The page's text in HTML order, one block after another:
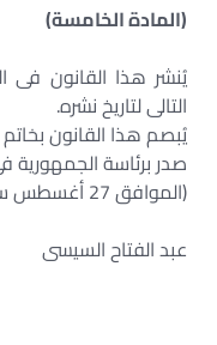
(المادة الخامسة)
يُنشر هذا القانون فى
التالى لتاريخ نشره.
يُبصم هذا القانون
صدر برئاسة الجمهورية فى 16 ذو الحجة سنة
(الموافق 27 أغسطس سنة 2018م).
عبد الفتاح السيسى